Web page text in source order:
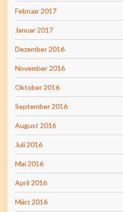
Februar 2017
Januar 2017
Dezember 2016
November 2016
Oktober 2016
September 2016
August 2016
Juli 2016
Mai 2016
April 2016
März 2016